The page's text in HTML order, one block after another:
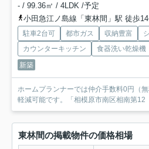
- / 99.36㎡ / 4LDK /予定
小田急江ノ島線「東林間」駅 徒歩
駐車2台可 都市ガス 収納豊富
カウンターキッチン
食器洗い乾燥機
新築
ホームプランナーでは仲介手数料0円（
軽減可能です。「相模原市南区相南第
東林間の掲載物件の価格相場